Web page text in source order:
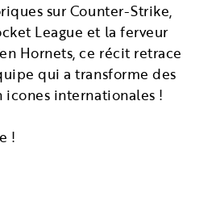
sur Counter-Strike,
League et la ferveur
Hornets, ce récit retrace
qui a transforme des
internationales !
!